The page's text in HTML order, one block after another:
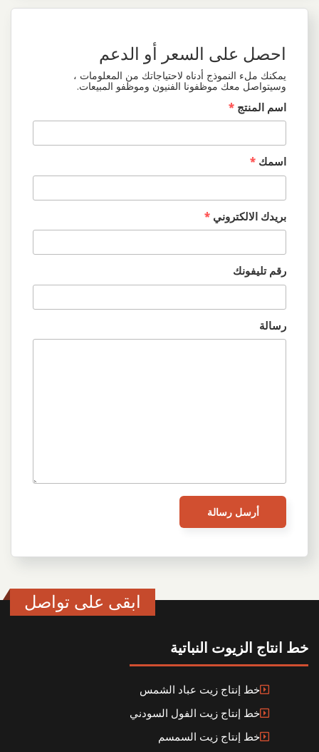
احصل على السعر أو الدعم
يمكنك ملء النموذج أدناه لاحتياجاتك من المعلومات ،
وسيتواصل معك موظفونا الفنيون وموظفو المبيعات.
اسم المنتج *
اسمك *
بريدك الالكتروني *
رقم تليفونك
رسالة
ابقى على تواصل
خط انتاج الزيوت النباتية
خط إنتاج زيت عباد الشمس
خط إنتاج زيت الفول السودني
خط إنتاج زيت السمسم